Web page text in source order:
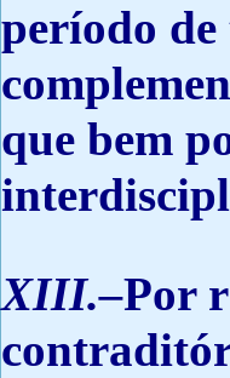
período
que bem
XIII.–Por